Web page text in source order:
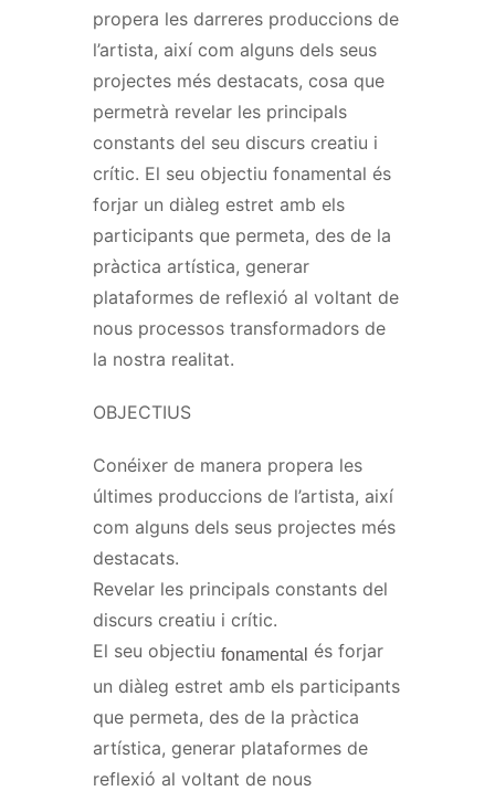
propera les darreres produccions de
l’artista, així com alguns dels seus
projectes més destacats, cosa que
permetrà revelar les principals
constants del seu discurs creatiu i
crític. El seu objectiu fonamental és
forjar un diàleg estret amb els
participants que permeta, des de la
pràctica artística, generar
plataformes de reflexió al voltant de
nous processos transformadors de
la nostra realitat.
OBJECTIUS
Conéixer de manera propera les
últimes produccions de l’artista, així
com alguns dels seus projectes més
destacats.
Revelar les principals constants del
discurs creatiu i crític.
El seu objectiu fonamental
és forjar
un diàleg estret amb els participants
que permeta, des de la pràctica
artística, generar plataformes de
reflexió al voltant de nous